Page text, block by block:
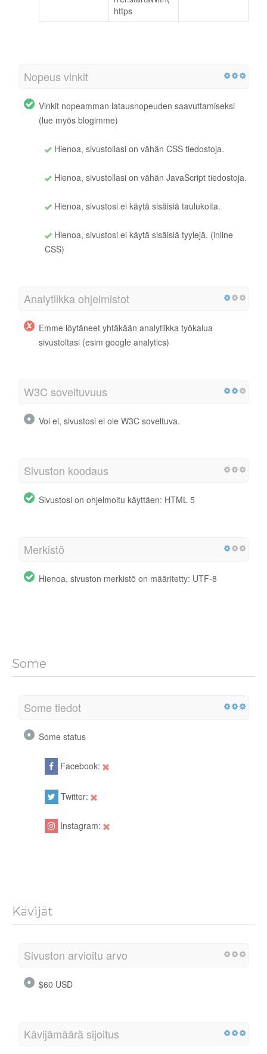
https
Nopeus vinkit
Vinkit nopeamman latausnopeuden saavuttamiseksi
(lue myös blogimme)
Hienoa, sivustollasi on vähän CSS tiedostoja.
Hienoa, sivustollasi on vähän JavaScript tiedostoja.
Hienoa, sivustosi ei käytä sisäisiä taulukoita.
Hienoa, sivustosi ei käytä sisäisiä tyylejä. (inline
CSS)
Analytiikka ohjelmistot
Emme löytäneet yhtäkään analytiikka työkalua
sivustoltasi (esim google analytics)
W3C soveltuvuus
Voi ei, sivustosi ei ole W3C soveltuva.
Sivuston koodaus
Sivustosi on ohjelmoitu käyttäen: HTML 5
Merkistö
Hienoa, sivuston merkistö on määritetty: UTF-8
Some
Some tiedot
Some status
Facebook:
Twitter:
Instagram:
Kävijät
Sivuston arvioitu arvo
$60 USD
Kävijämäärä sijoitus